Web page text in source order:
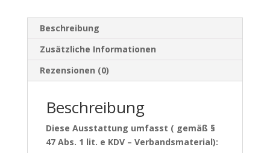
Beschreibung
Zusätzliche Informationen
Rezensionen (0)
Beschreibung
Diese Ausstattung umfasst ( gemäß §
47 Abs. 1 lit. e KDV – Verbandsmaterial):